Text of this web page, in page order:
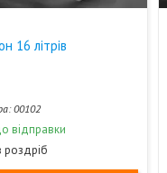
16 літрів
00102
відправки
роздріб